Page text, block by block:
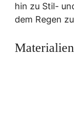
hin zu Stil-
dem Regen